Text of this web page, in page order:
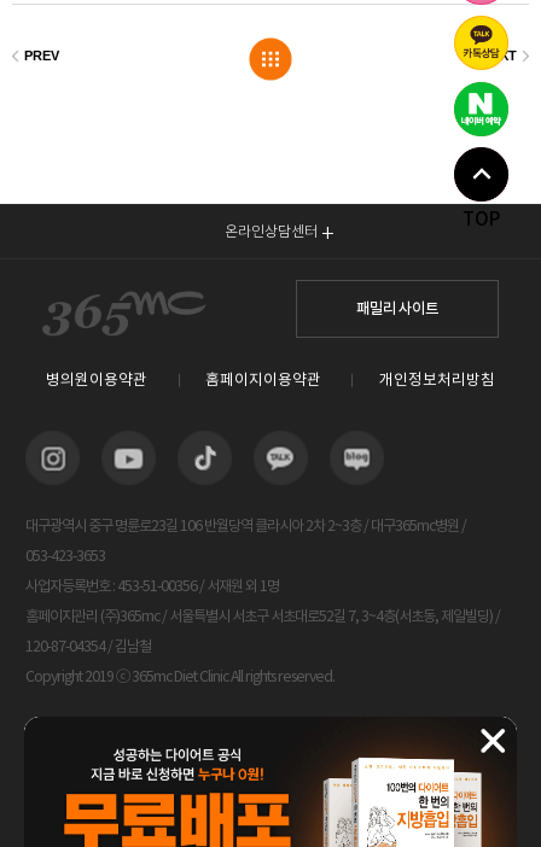
TOP
온라인상담센터
패밀리 사이트
병의원이용약관 홈페이지이용약관 개인정보처리방침
대구광역시 중구 명륜로23길 106 반월당역 클라시아 2차 2~3층 / 대구365mc병원 /
053-423-3653
사업자등록번호 : 453-51-00356 / 서재원 외 1명
홈페이지관리 (주)365mc / 서울특별시 서초구 서초대로52길 7, 3~4층(서초동, 제일빌딩) /
120-87-04354 / 김남철
Copyright 2019 ⓒ 365mc Diet Clinic All rights reserved.